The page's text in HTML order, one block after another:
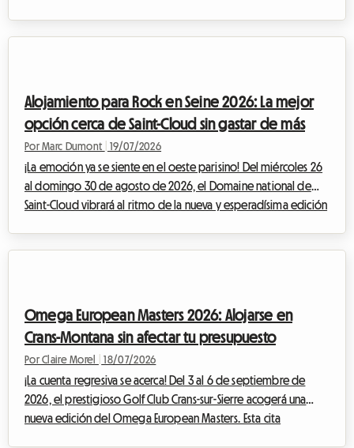
viajeros, el entusiasmo pronto da p...
Alojamiento para Rock en Seine 2026: La mejor
opción cerca de Saint-Cloud sin gastar de más
Por Marc Dumont 19/07/2026
¡La emoción ya se siente en el oeste parisino! Del miércoles 26
al domingo 30 de agosto de 2026, el Domaine national de
Saint-Cloud vibrará al ritmo de la nueva y esperadísima edición
embargo, e...
Omega European Masters 2026: Alojarse en
Crans-Montana sin afectar tu presupuesto
Por Claire Morel 18/07/2026
¡La cuenta regresiva se acerca! Del 3 al 6 de septiembre de
2026, el prestigioso Golf Club Crans-sur-Sierre acogerá una
nueva edición del Omega European Masters. Esta cita